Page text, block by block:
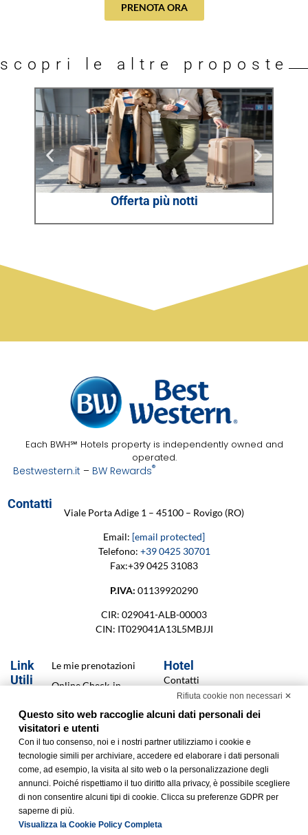
PRENOTA ORA
scopri le altre proposte
Offerta più notti
Each BWH℠ Hotels property is independently owned and
operated.
Bestwestern.it– BW Rewards®
Link
Utili
Le mie prenotazioni
Online Check-in
Privacy Policy
Dichiarazione di
accessibilità
Modifica preferenze
Cookie
Hotel
Contatti
Iscrizione Newsletter
Servizi
Offerte
Finanziamenti
Contatti
Viale Porta Adige 1 – 45100 – Rovigo (RO)
Email: [email protected]
Telefono: +39 0425 30701
Fax:+39 0425 31083
P.IVA: 01139920290
CIR: 029041-ALB-00003
CIN: IT029041A13L5MBJJI
Rifiuta cookie non necessari ✕
Questo sito web raccoglie alcuni dati personali dei
visitatori e utenti
Con il tuo consenso, noi e i nostri partner utilizziamo i cookie e
tecnologie simili per archiviare, accedere ed elaborare i dati personali
come, ad esempio, la visita al sito web o la personalizzazione degli
annunci. Poiché rispettiamo il tuo diritto alla privacy, è possibile scegliere
di non consentire alcuni tipi di cookie. Clicca su preferenze GDPR per
saperne di più.
Visualizza la Cookie Policy Completa